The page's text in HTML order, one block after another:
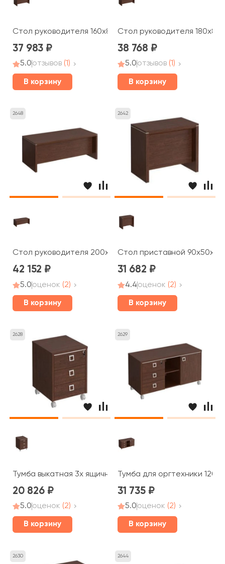
Стол руководителя 160x85x75 Cosmo
37 983
5.0отзывов (1)
В корзину
Стол руководителя
38 768
5.0отзывов (1)
В корзину
2648
Стол руководителя 200x90x75 Cosmo
42 152
5.0оценок (2)
В корзину
2642
Стол приставной 90x50x75
31 682
4.4оценок (2)
В корзину
2628
Тумба выкатная 3x ящичная с центральным замком
20 826
5.0оценок (2)
В корзину
2629
Тумба для оргтехники
31 735
5.0оценок (2)
В корзину
2630 2644